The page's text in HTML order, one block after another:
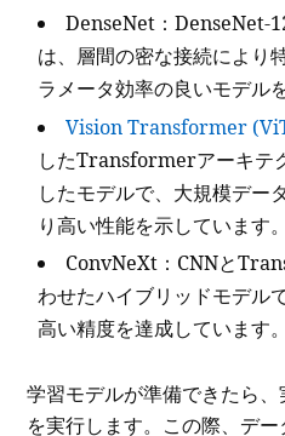
DenseNet：DenseNet-
は、層間の密な接続により
ラメータ効率の良いモデル
Vision Transformer
したTransformerアーキテ
したモデルで、大規模デー
り高い性能を示しています。
ConvNeXt：CNNと
わせたハイブリッドモデル
高い精度を達成しています。
学習モデルが準備できたら
を実行します。この際、デ